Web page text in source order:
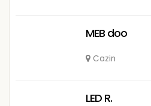
MEB doo
Cazin
LED R.